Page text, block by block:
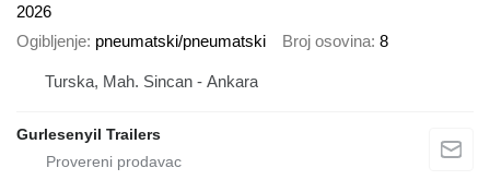
2026
Ogibljenje pneumatski/pneumatski Broj osovina 8
Turska, Mah. Sincan - Ankara
Gurlesenyil Trailers